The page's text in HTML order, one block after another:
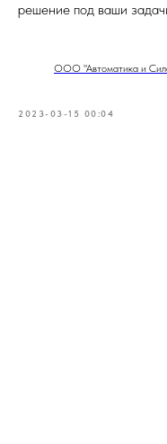
решение под ваши
ООО "Автоматика и
2023-03-15 00:04